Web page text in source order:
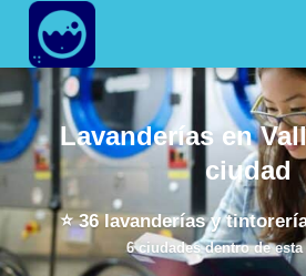
Lavanderías en
ciudad
⭐36lavanderías y
6 ciudades dentro de